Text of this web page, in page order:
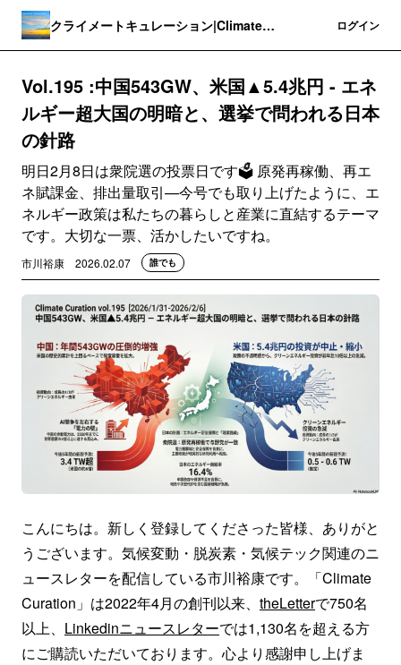
クライメートキュレーション|Climate
ログイン
Vol.195 :中国543GW、米国▲5.4兆円 - エネ
ルギー超大国の明暗と、選挙で問われる日本
の針路
明日2月8日は衆院選の投票日です🗳️ 原発再稼働、再エ
ネ賦課金、排出量取引—今号でも取り上げたように、エ
ネルギー政策は私たちの暮らしと産業に直結するテーマ
です。大切な一票、活かしたいですね。
市川裕康 2026.02.07 誰でも
こんにちは。新しく登録してくださった皆様、ありがと
うございます。気候変動・脱炭素・気候テック関連のニ
ュースレターを配信している市川裕康です。「Climate
Curation」は2022年4月の創刊以来、 theLetterで750名
以上、 Linkedinニュースレターでは1,130名を超える方
にご購読いただいております。心より感謝申し上げま